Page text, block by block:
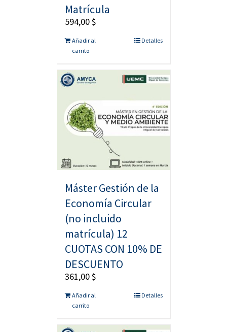
Matrícula
594,00$
Añadir al
carrito
Detalles
Máster Gestión de la
Economía Circular
(no incluido
matrícula) 12
CUOTAS CON 10% DE
DESCUENTO
361,00$
Añadir al
carrito
Detalles